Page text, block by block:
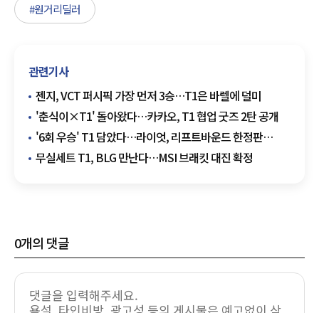
#원거리딜러
관련기사
젠지, VCT 퍼시픽 가장 먼저 3승…T1은 바렐에 덜미
'춘식이×T1' 돌아왔다…카카오, T1 협업 굿즈 2탄 공개
'6회 우승' T1 담았다…라이엇, 리프트바운드 한정판
컬렉션 공개
무실세트 T1, BLG 만난다…MSI 브래킷 대진 확정
0개의 댓글